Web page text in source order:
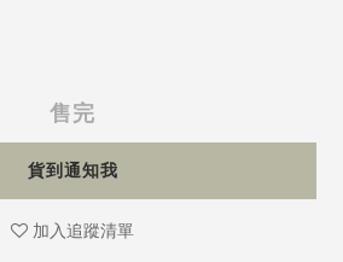
售完
貨到通知我
加入追蹤清單